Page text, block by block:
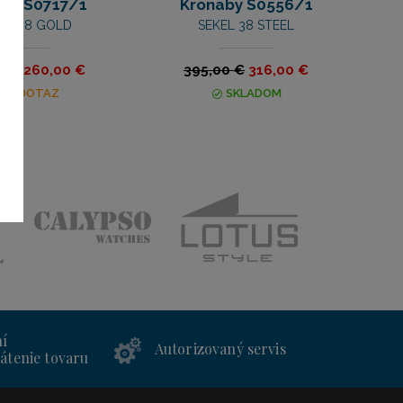
S0717/1
38 GOLD
€ 260,00 €
NA DOTAZ
Kronaby S0556/1
SEKEL 38 STEEL
395,00 € 316,00 €
SKLADOM
tovaru
Autorizovaný servis